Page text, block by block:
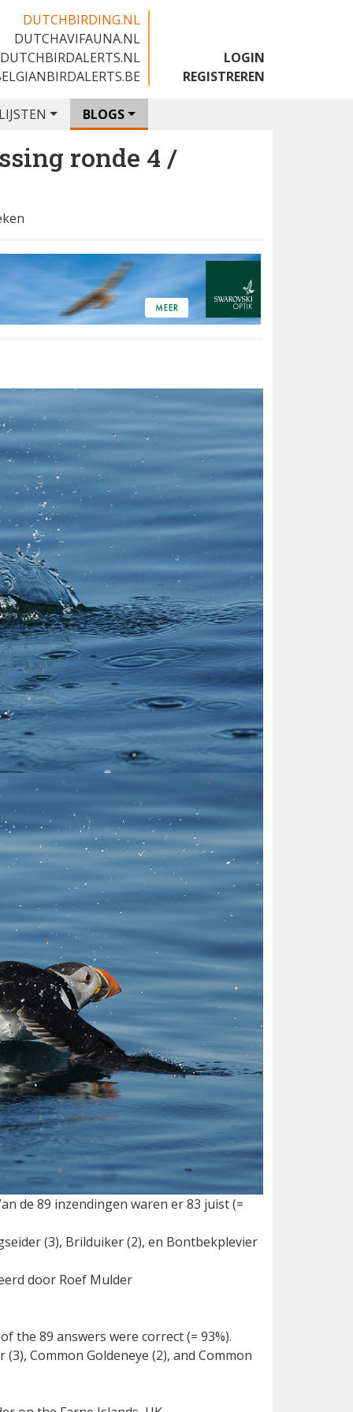
DUTCHBIRDING.NL
DUTCHAVIFAUNA.NL
DUTCHBIRDALERTS.NL
LOGIN
REGISTREREN
BLOGS
ronde 4 /
de 89 inzendingen waren er 83 juist (=
(3), Brilduiker (2), en Bontbekplevier
door Roef Mulder
the 89 answers were correct (= 93%).
Common Goldeneye (2), and Common